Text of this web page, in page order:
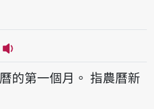
播放音讀sin-tshun
的第一個月。 指農曆新